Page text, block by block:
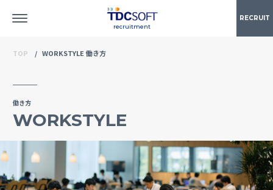
recruitment
RECRUIT
TOP WORKSTYLE 働き方
働き方
WORKSTYLE